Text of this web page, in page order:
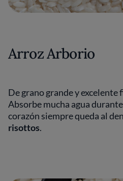
Arroz Arborio
De grano grande y excelente
Absorbe mucha agua
corazón siempre queda al
risottos.